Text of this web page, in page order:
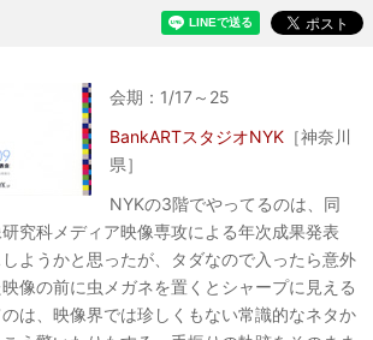
会期：1/17～25
BankARTスタジオNYK ［神奈川
県］
NYKの3階でやってるのは、同
究科メディア映像専攻による年次成果発表
ようかと思ったが、タダなので入ったら意外
像の前に虫メガネを置くとシャープに見える
のは、映像界では珍しくもない常識的なネタか